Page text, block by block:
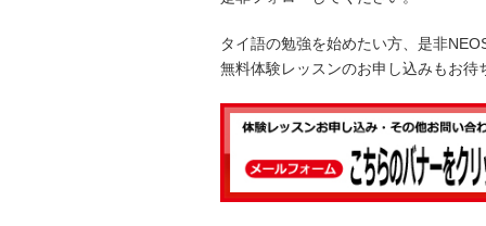
タイ語の勉強を始めたい方、是非
無料体験レッスンのお申し込みもお待